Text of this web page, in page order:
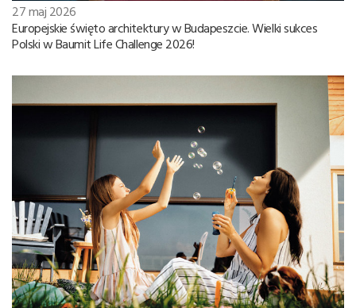
27 maj 2026
Europejskie święto architektury w Budapeszcie. Wielki sukces
Polski w Baumit Life Challenge 2026!